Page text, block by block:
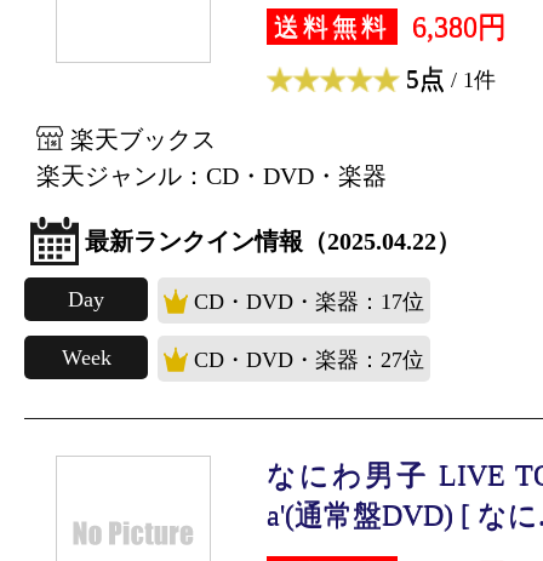
送料無料 6,380円
5点 / 1件
楽天ブックス
楽天ジャンル：CD・DVD・楽器
最新ランクイン情報（2025.04.22）
Day CD・DVD・楽器：17位
Week CD・DVD・楽器：27位
なにわ男子 LIVE
a'(通常盤DVD) [ なに